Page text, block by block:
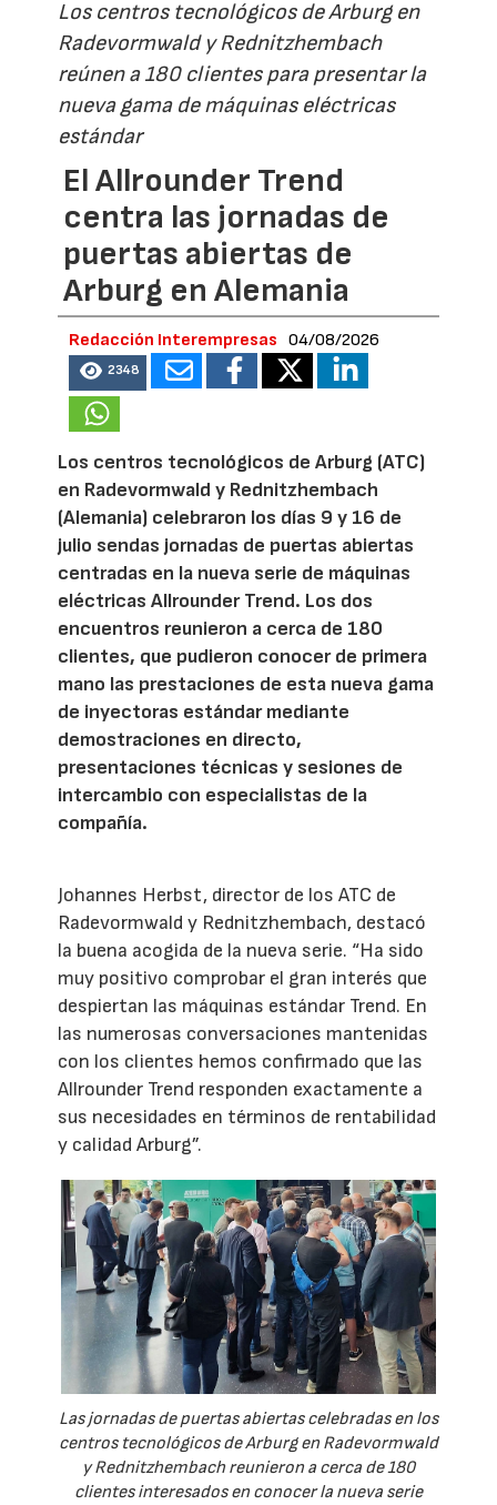
Los centros tecnológicos de Arburg en
Radevormwald y Rednitzhembach
reúnen a 180 clientes para presentar la
nueva gama de máquinas eléctricas
estándar
El Allrounder Trend
centra las jornadas de
puertas abiertas de
Arburg en Alemania
Redacción Interempresas 04/08/2026
2348
Los centros tecnológicos de Arburg (ATC)
en Radevormwald y Rednitzhembach
(Alemania) celebraron los días 9 y 16 de
julio sendas jornadas de puertas abiertas
centradas en la nueva serie de máquinas
eléctricas Allrounder Trend. Los dos
encuentros reunieron a cerca de 180
clientes, que pudieron conocer de primera
mano las prestaciones de esta nueva gama
de inyectoras estándar mediante
demostraciones en directo,
presentaciones técnicas y sesiones de
intercambio con especialistas de la
compañía.
Johannes Herbst, director de los ATC de
Radevormwald y Rednitzhembach, destacó
la buena acogida de la nueva serie. “Ha sido
muy positivo comprobar el gran interés que
despiertan las máquinas estándar Trend. En
las numerosas conversaciones mantenidas
con los clientes hemos confirmado que las
Allrounder Trend responden exactamente a
sus necesidades en términos de rentabilidad
y calidad Arburg”.
Las jornadas de puertas abiertas celebradas en los
centros tecnológicos de Arburg en Radevormwald
y Rednitzhembach reunieron a cerca de 180
clientes interesados en conocer la nueva serie